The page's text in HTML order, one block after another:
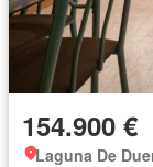
154.900 €
Laguna De